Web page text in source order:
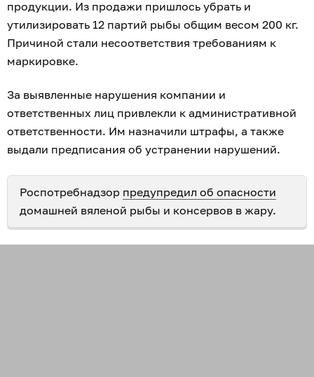
продукции. Из продажи пришлось убрать и
утилизировать 12 партий рыбы общим весом 200 кг.
Причиной стали несоответствия требованиям к
маркировке.
За выявленные нарушения компании и
ответственных лиц привлекли к административной
ответственности. Им назначили штрафы, а также
выдали предписания об устранении нарушений.
Роспотребнадзор предупредил об опасности
домашней вяленой рыбы и консервов в жару.